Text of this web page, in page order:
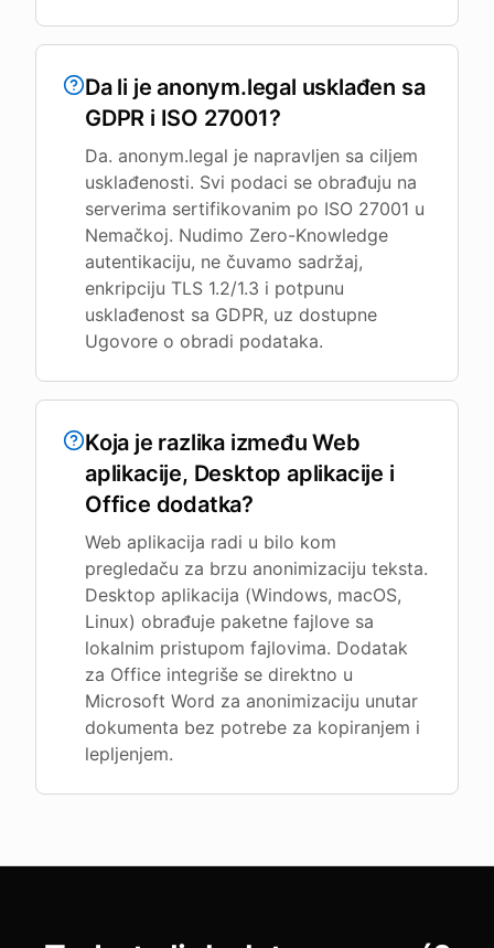
Da li je anonym.legal usklađen sa
GDPR i ISO 27001?
Da. anonym.legal je napravljen sa ciljem
usklađenosti. Svi podaci se obrađuju na
serverima sertifikovanim po ISO 27001 u
Nemačkoj. Nudimo Zero-Knowledge
autentikaciju, ne čuvamo sadržaj,
enkripciju TLS 1.2/1.3 i potpunu
usklađenost sa GDPR, uz dostupne
Ugovore o obradi podataka.
Koja je razlika između Web
aplikacije, Desktop aplikacije i
Office dodatka?
Web aplikacija radi u bilo kom
pregledaču za brzu anonimizaciju teksta.
Desktop aplikacija (Windows, macOS,
Linux) obrađuje paketne fajlove sa
lokalnim pristupom fajlovima. Dodatak
za Office integriše se direktno u
Microsoft Word za anonimizaciju unutar
dokumenta bez potrebe za kopiranjem i
lepljenjem.